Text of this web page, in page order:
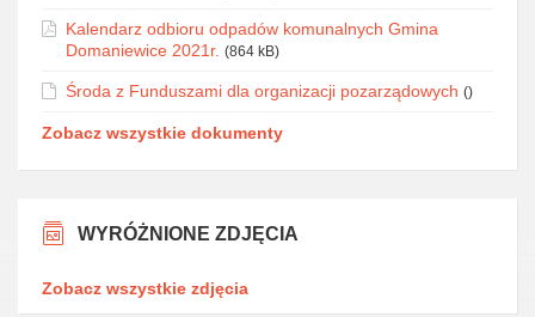
Kalendarz odbioru odpadów komunalnych Gmina
Domaniewice 2021r. (864 kB)
Środa z Funduszami dla organizacji pozarządowych ()
Zobacz wszystkie dokumenty
WYRÓŻNIONE ZDJĘCIA
Zobacz wszystkie zdjęcia